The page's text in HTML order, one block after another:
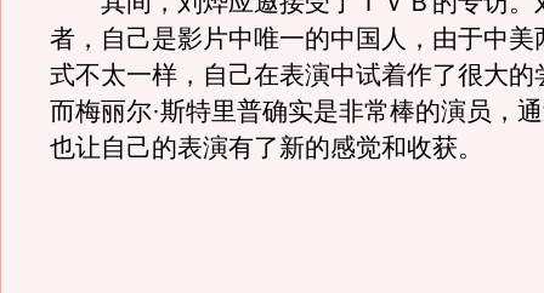
者，自己是影片中唯一的中国人，由于中美
式不太一样，自己在表演中试着作了很大的
而梅丽尔·斯特里普确实是非常棒的演员，
也让自己的表演有了新的感觉和收获。